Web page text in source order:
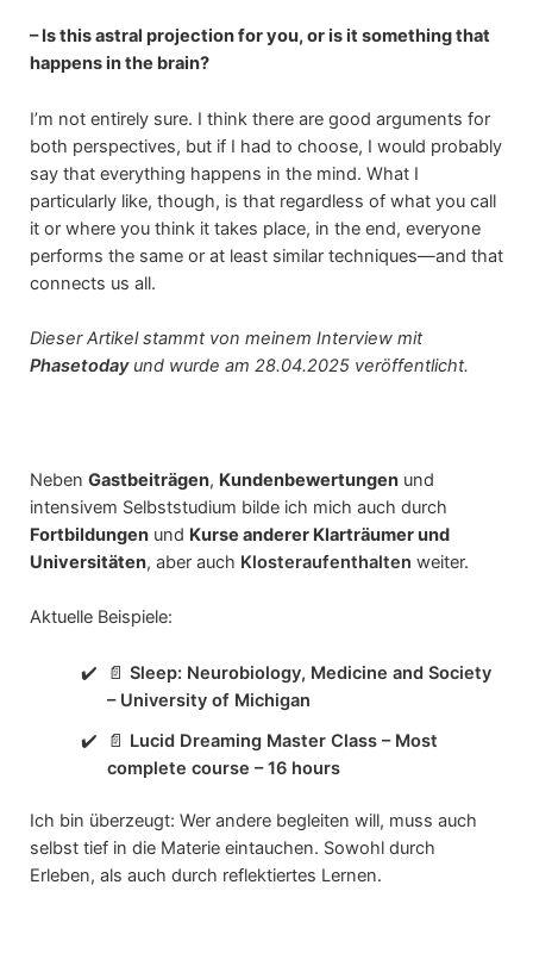
– Is this astral projection for you, or is it something that
happens in the brain?
I’m not entirely sure. I think there are good arguments for
both perspectives, but if I had to choose, I would probably
say that everything happens in the mind. What I
particularly like, though, is that regardless of what you call
it or where you think it takes place, in the end, everyone
performs the same or at least similar techniques—and that
connects us all.
Dieser Artikel stammt von meinem Interview mit
Phasetodayund wurde am 28.04.2025 veröffentlicht.
Neben Gastbeiträgen, Kundenbewertungenund
intensivem Selbststudium bilde ich mich auch durch
Fortbildungenund Kurse anderer Klarträumer und
Universitäten, aber auch Klosteraufenthalten weiter.
Aktuelle Beispiele:
📄Sleep: Neurobiology, Medicine and Society
– University of Michigan
📄 Lucid Dreaming Master Class – Most
complete course – 16 hours
Ich bin überzeugt: Wer andere begleiten will, muss auch
selbst tief in die Materie eintauchen. Sowohl durch
Erleben, als auch durch reflektiertes Lernen.